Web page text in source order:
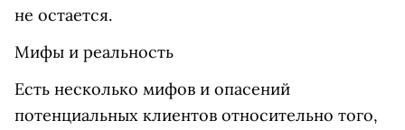
не остается.
Мифы и реальность
Есть несколько мифов и опасений
потенциальных клиентов относительно того,